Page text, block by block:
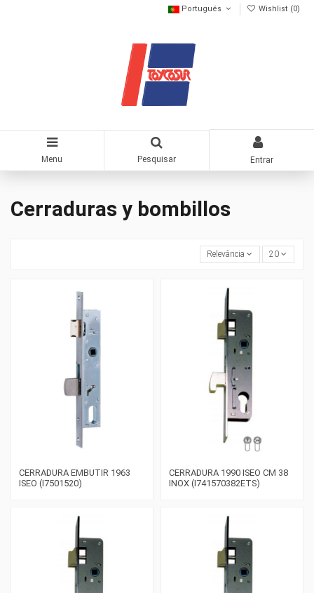
Portugués Wishlist (0)
Menu Pesquisar Entrar
Cerraduras y bombillos
Relevância 20
CERRADURA EMBUTIR 1963
ISEO (I7501520)
CERRADURA 1990 ISEO CM 38
INOX (I741570382ETS)